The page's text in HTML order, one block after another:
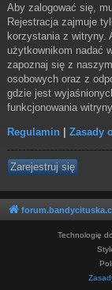
Aby zalogować się,
Rejestracja zajmuje
korzystania z witryny.
użytkownikom nadać
zapoznaj się z
osobowych oraz z
gdzie jest
funkcjonowania witryny.
Regulamin | Zasady
Zarejestruj się
Technologię